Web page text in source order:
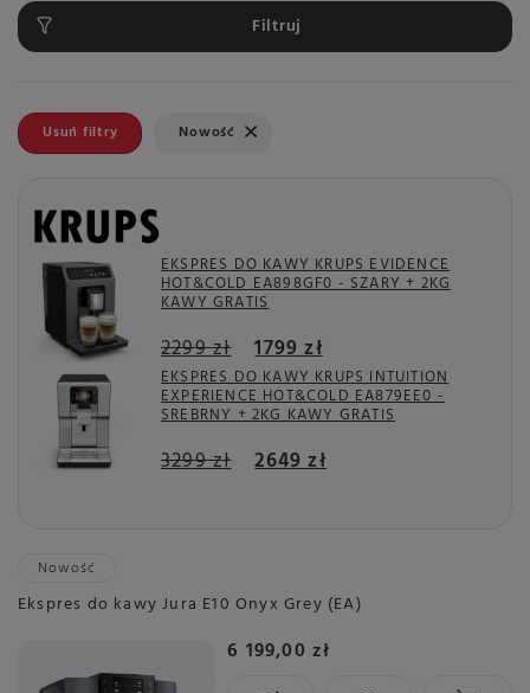
Filtruj
Usuń filtry Usuń filtr
Nowość
EKSPRES DO KAWY KRUPS EVIDENCE
HOT&COLD EA898GF0 - SZARY + 2KG
KAWY GRATIS
2299 zł 1799 zł
EKSPRES DO KAWY KRUPS INTUITION
EXPERIENCE HOT&COLD EA879EE0 -
SREBRNY + 2KG KAWY GRATIS
3299 zł 2649 zł
Nowość
Ekspres do kawy Jura E10 Onyx Grey (EA)
6 199,00 zł